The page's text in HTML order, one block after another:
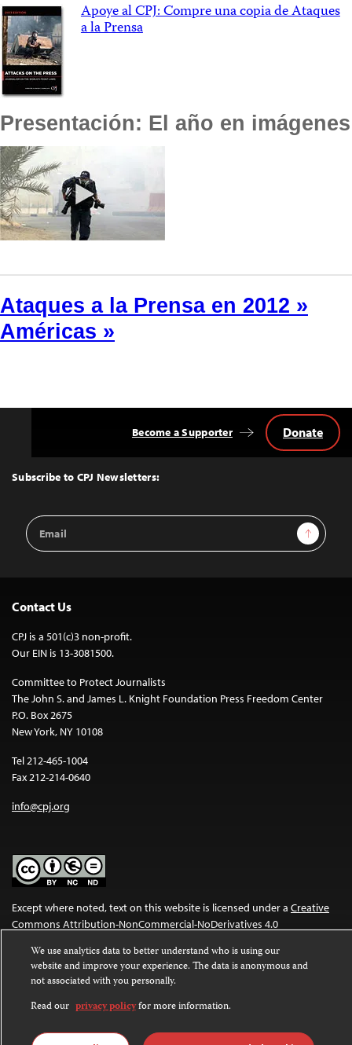
Apoye al CPJ: Compre una copia de Ataques
a la Prensa
Presentación: El año en imágenes
Ataques a la Prensa en 2012 »
Américas »
Top
Subscribe to CPJ Newsletters:
Email
Address
Sign Up
Become a Supporter Donate
Contact Us
CPJ is a 501(c)3 non-profit.
Our EIN is 13-3081500.
Committee to Protect Journalists
The John S. and James L. Knight Foundation Press Freedom Center
P.O. Box 2675
New York, NY 10108
Tel 212-465-1004
Fax 212-214-0640
info@cpj.org
Except where noted, text on this website is licensed under a Creative
Commons Attribution-NonCommercial-NoDerivatives 4.0
Images and other media are not covered by the Creative Commons
license. For more information about permissions, see our
We use analytics data to better understand who is using our
website and improve your experience. The data is anonymous and
not associated with you personally.
Read our privacy policyfor more information.